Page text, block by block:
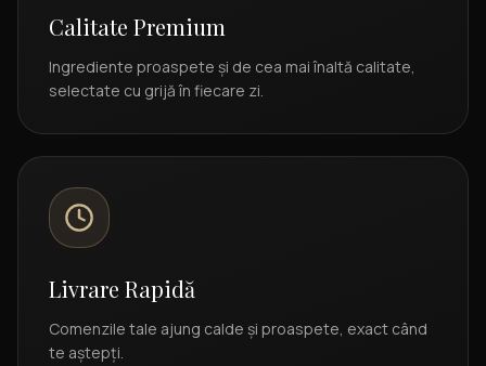
Calitate Premium
Ingrediente proaspete și de cea mai înaltă calitate,
selectate cu grijă în fiecare zi.
Livrare Rapidă
Comenzile tale ajung calde și proaspete, exact când
te aștepți.